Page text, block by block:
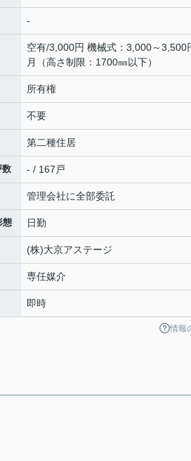
-
空有/3,000円 機械式：3,000～3,500
月（高さ制限：1700㎜以下）
所有権
不要
第二種住居
数 - / 167戸
管理会社に全部委託
態 日勤
(株)大京アステージ
専任媒介
即時
情報